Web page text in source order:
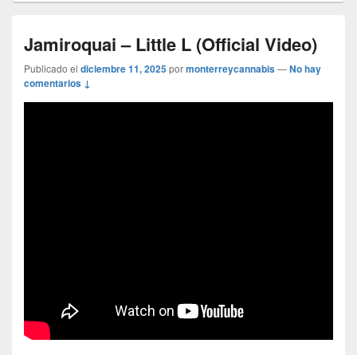
Jamiroquai – Little L (Official Video)
Publicado el diciembre 11, 2025pormonterreycannabis—No hay
comentarios ↓